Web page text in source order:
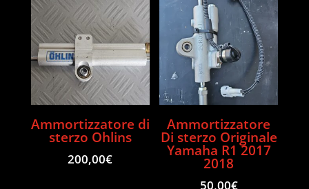
Ammortizzatore di
sterzo Ohlins
200,00€
Ammortizzatore
Di sterzo Originale
Yamaha R1 2017
2018
50,00€